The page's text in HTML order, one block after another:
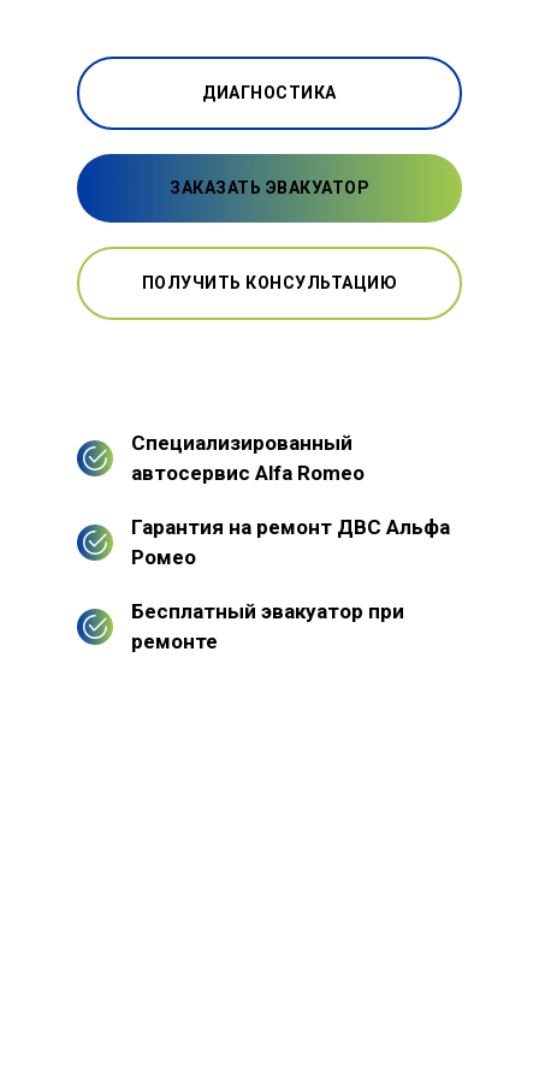
ДИАГНОСТИКА
ЗАКАЗАТЬ ЭВАКУАТОР
ПОЛУЧИТЬ КОНСУЛЬТАЦИЮ
Специализированный
автосервис Alfa Romeo
Гарантия на ремонт ДВС Альфа
Ромео
Бесплатный эвакуатор при
ремонте